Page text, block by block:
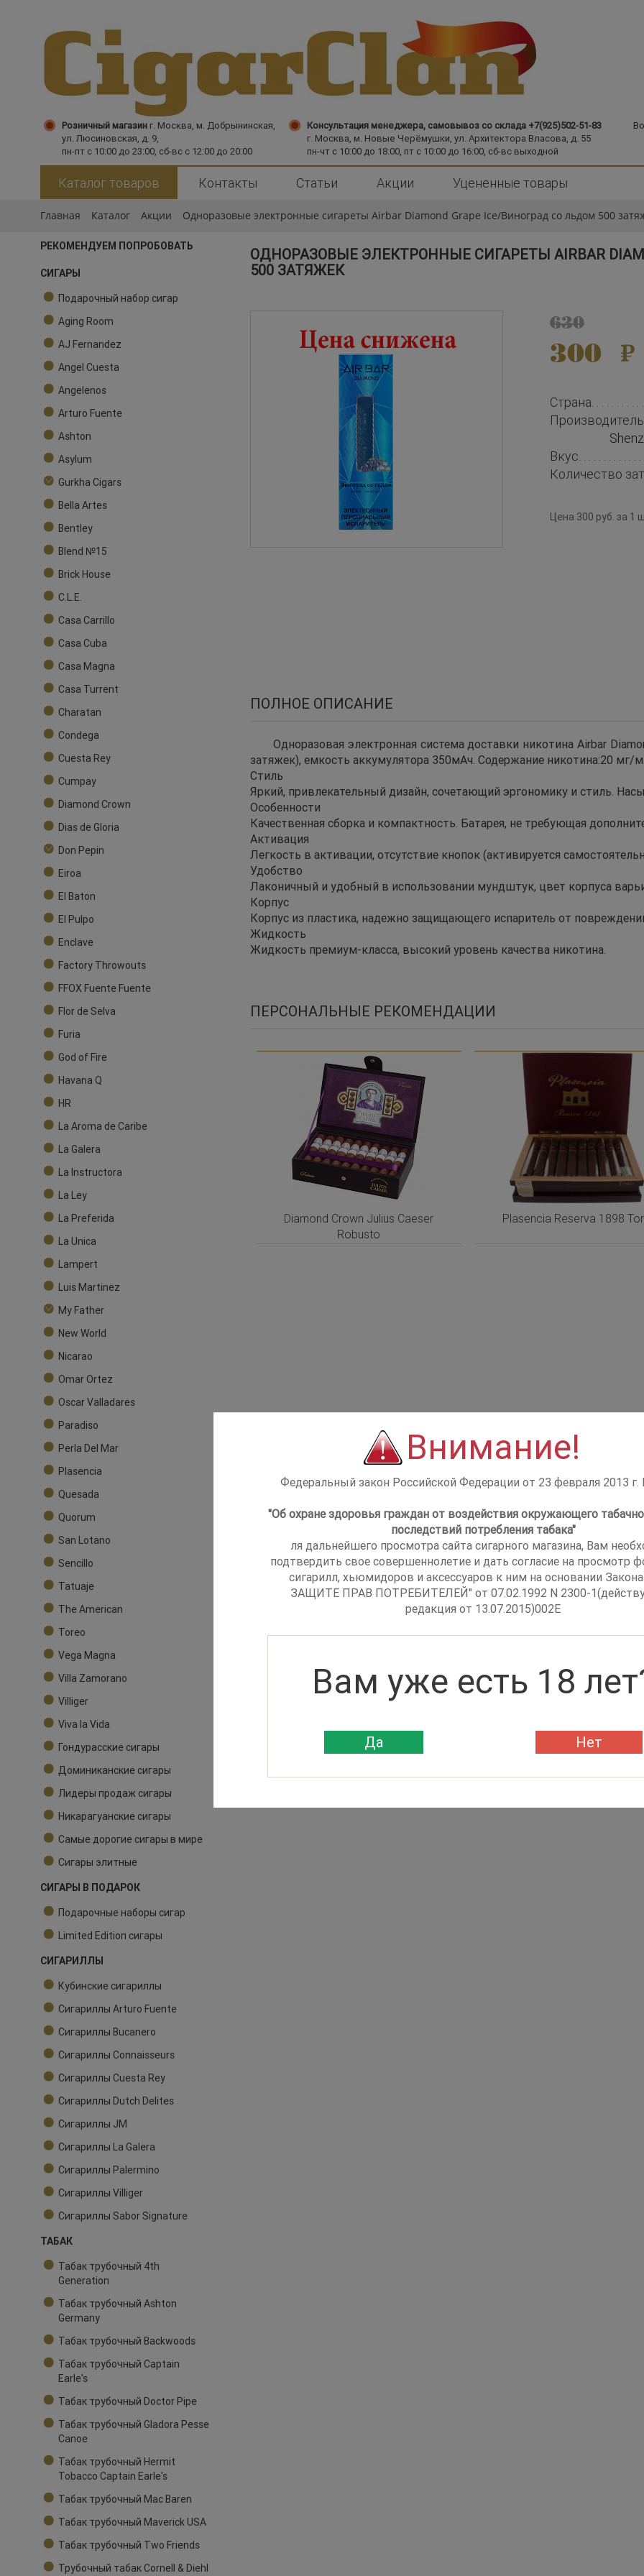
Розничный магазин г. Москва, м. Добрынинская,
ул. Люсиновская, д. 9,
пн-пт с 10:00 до 23:00, сб-вс с 12:00 до 20:00
Консультация менеджера, самовывоз со склада +7(925)502-51-83
г. Москва, м. Новые Черёмушки, ул. Архитектора Власова, д. 55
пн-чт с 10:00 до 18:00, пт с 10:00 до 16:00, сб-вс выходной
Каталог товаров Контакты Статьи Акции Уцененные товары
Главная Каталог Акции Одноразовые электронные сигареты Airbar Diamond Grape Ice/Виноград со льдом 500
РЕКОМЕНДУЕМ ПОПРОБОВАТЬ
СИГАРЫ
Подарочный набор сигар
Aging Room
AJ Fernandez
Angel Cuesta
Angelenos
Arturo Fuente
Ashton
Asylum
Gurkha Cigars
Bella Artes
Bentley
Blend №15
Brick House
C.L.E.
Casa Carrillo
Casa Cuba
Casa Magna
Casa Turrent
Charatan
Condega
Cuesta Rey
Cumpay
Diamond Crown
Dias de Gloria
Don Pepin
Eiroa
El Baton
El Pulpo
Enclave
Factory Throwouts
FFOX Fuente Fuente
Flor de Selva
Furia
God of Fire
Havana Q
HR
La Aroma de Caribe
La Galera
La Instructora
La Ley
La Preferida
La Unica
Lampert
Luis Martinez
My Father
New World
Nicarao
Omar Ortez
Oscar Valladares
Paradiso
Perla Del Mar
Plasencia
Quesada
Quorum
San Lotano
Sencillo
Tatuaje
The American
Toreo
Vega Magna
Villa Zamorano
Villiger
Viva la Vida
Гондурасские сигары
Доминиканские сигары
Лидеры продаж сигары
Никарагуанские сигары
Самые дорогие сигары в мире
Сигары элитные
СИГАРЫ В ПОДАРОК
Подарочные наборы сигар
Limited Edition сигары
СИГАРИЛЛЫ
Кубинские сигариллы
Сигариллы Arturo Fuente
Сигариллы Bucanero
Сигариллы Connaisseurs
Сигариллы Cuesta Rey
Сигариллы Dutch Delites
Сигариллы JM
Сигариллы La Galera
Сигариллы Palermino
Сигариллы Villiger
Сигариллы Sabor Signature
ТАБАК
Табак трубочный 4th
Generation
Табак трубочный Ashton
Germany
Табак трубочный Backwoods
Табак трубочный Captain
Earle's
Табак трубочный Doctor Pipe
Табак трубочный Gladora Pesse
Canoe
Табак трубочный Hermit
Tobacco Captain Earle's
Табак трубочный Mac Baren
Табак трубочный Maverick USA
Табак трубочный Two Friends
Трубочный табак Cornell & Diehl
ОДНОРАЗОВЫЕ ЭЛЕКТРОННЫЕ СИГАРЕТЫ AIRBAR
500 ЗАТЯЖЕК
630
300
Страна
Производитель
Вкус
Количество
Цена 300 руб. за 1
ПОЛНОЕ ОПИСАНИЕ
Одноразовая электронная система доставки никотина Airbar
затяжек), емкость аккумулятора 350мAч. Содержание никотина:20 мг/
Стиль
Яркий, привлекательный дизайн, сочетающий эргономику и стиль.
Особенности
Качественная сборка и компактность. Батарея, не требующая
Активация
Легкость в активации, отсутствие кнопок (активируется
Удобство
Лаконичный и удобный в использовании мундштук, цвет корпуса
Корпус
Корпус из пластика, надежно защищающего испаритель от
Жидкость
Жидкость премиум-класса, высокий уровень качества никотина.
ПЕРСОНАЛЬНЫЕ РЕКОМЕНДАЦИИ
Diamond Crown Julius Caeser
Robusto
Plasencia Reserva 1898
Внимание!
Федеральный закон Российской Федерации от 23 февраля 2013
"Об охране здоровья граждан от воздействия окружающего
последствий потребления табака"
ля дальнейшего просмотра сайта сигарного магазина, Вам
подтвердить свое совершеннолетие и дать согласие на просмотр
сигарилл, хьюмидоров и аксессуаров к ним на основании
ЗАЩИТЕ ПРАВ ПОТРЕБИТЕЛЕЙ" от 07.02.1992 N 2300-
редакция от 13.07.2015)002E
Вам уже есть 18
Да Нет